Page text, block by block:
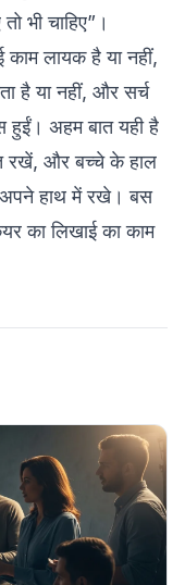
भी चाहिए”।
काम लायक है या नहीं,
है या नहीं, और सर्च
हुईं। अहम बात यही है
रखें, और बच्चे के हाल
अपने हाथ में रखे। बस
का लिखाई का काम